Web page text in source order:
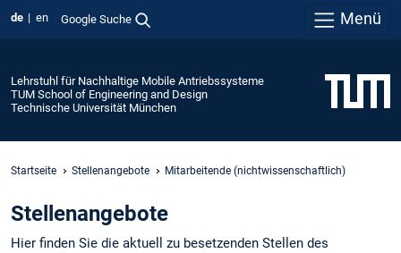
de en Google Suche Menü
Lehrstuhl für Nachhaltige Mobile Antriebssysteme
TUM School of Engineering and Design
Technische Universität München
Startseite Stellenangebote Mitarbeitende (nichtwissenschaftlich)
Stellenangebote
Hier finden Sie die aktuell zu besetzenden Stellen des